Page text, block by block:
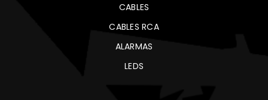
CABLES
CABLES RCA
ALARMAS
LEDS